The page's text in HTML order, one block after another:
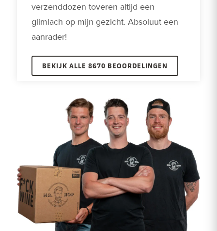
verzenddozen toveren altijd een
glimlach op mijn gezicht. Absoluut een
aanrader!
BEKIJK ALLE 8670 BEOORDELINGEN